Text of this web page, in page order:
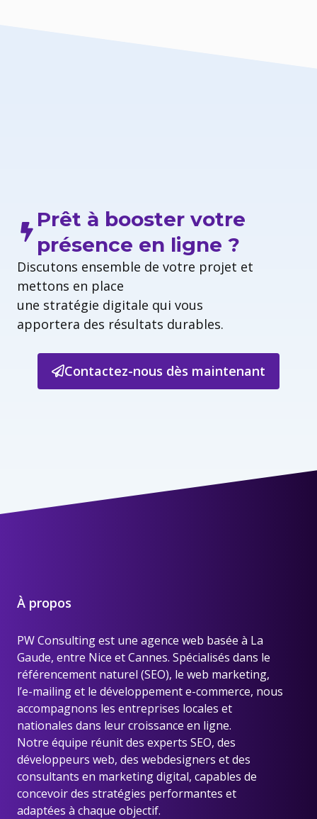
Prêt à booster votre
présence en ligne ?
Discutons ensemble de votre projet et
mettons en place
une stratégie digitale qui vous
apportera des résultats durables.
Contactez-nous dès maintenant
À propos
PW Consulting est une agence web basée à La
Gaude, entre Nice et Cannes. Spécialisés dans le
référencement naturel (SEO), le web marketing,
l’e-mailing et le développement e-commerce, nous
accompagnons les entreprises locales et
nationales dans leur croissance en ligne.
Notre équipe réunit des experts SEO, des
développeurs web, des webdesigners et des
consultants en marketing digital, capables de
concevoir des stratégies performantes et
adaptées à chaque objectif.